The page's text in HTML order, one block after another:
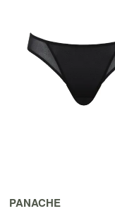
PANACHE